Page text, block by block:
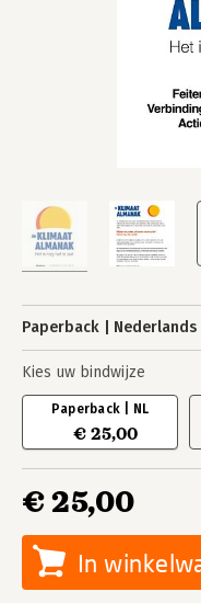
Paperback Nederlands
Kies uw bindwijze
Paperback | NL
€ 25,00
€ 25,00
In